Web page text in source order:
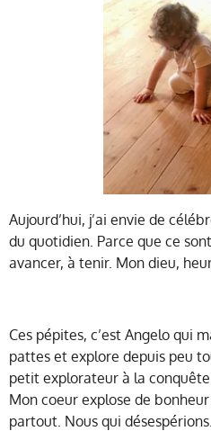
Aujourd’hui, j’ai envie de
du quotidien. Parce que ce
avancer, à tenir. Mon dieu,
Ces pépites, c’est Angelo qui
pattes et explore depuis peu
petit explorateur à la conquête
Mon coeur explose de
partout. Nous qui